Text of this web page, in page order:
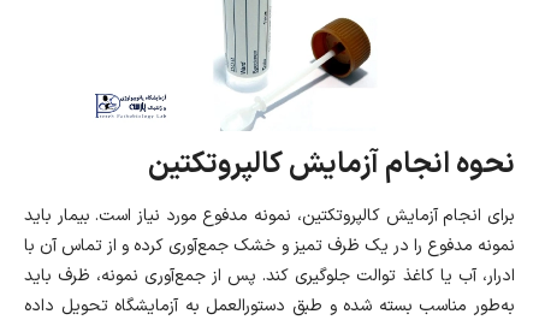
نحوه انجام آزمایش کالپروتکتین
برای انجام آزمایش کالپروتکتین، نمونه مدفوع مورد نیاز است. بیمار باید
نمونه مدفوع را در یک ظرف تمیز و خشک جمع‌آوری کرده و از تماس آن با
ادرار، آب یا کاغذ توالت جلوگیری کند. پس از جمع‌آوری نمونه، ظرف باید
به‌طور مناسب بسته شده و طبق دستورالعمل به آزمایشگاه تحویل داده